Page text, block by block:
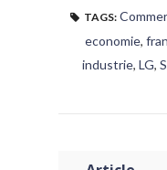
TAGS:
economie,
industrie, LG,